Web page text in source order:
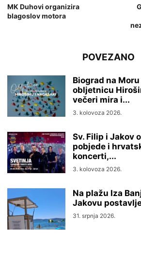
MK Duhovi organizira
blagoslov motora
POVEZANO
Biograd na
obljetnicu
večeri mira i...
3. kolovoza 2026.
Sv. Filip i Jakov
pobjede i
koncerti,...
3. kolovoza 2026.
Na plažu Iza
Jakovu
31. srpnja 2026.